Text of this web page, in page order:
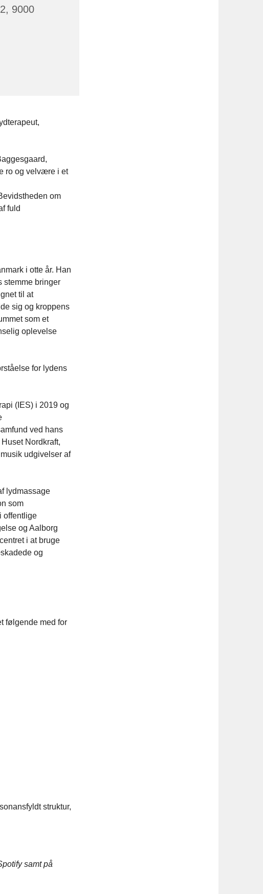
9000
ro og velvære i et
om
fuld
i otte år. Han
stemme bringer
til at
sig og kroppens
som et
oplevelse
for lydens
(IES) i 2019 og
ved hans
Nordkraft,
udgivelser af
lydmassage
som
offentlige
og Aalborg
i at bruge
og
følgende med for
struktur,
samt på